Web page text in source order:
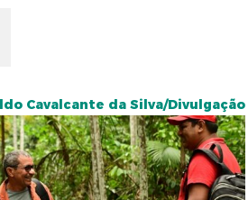
Cavalcante da Silva/Divulgação